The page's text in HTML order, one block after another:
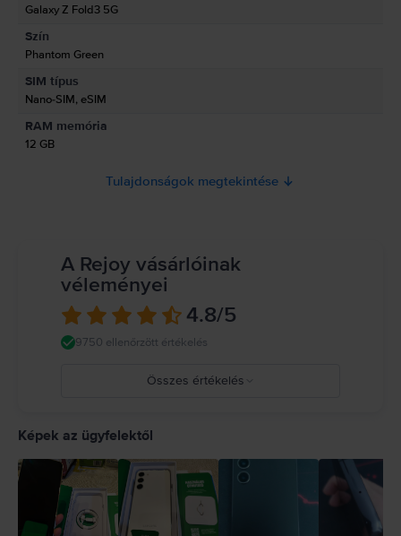
Termékbiztonsági információk
Információk a termékre vonatkozó biztonsági figyelmeztetésekről.
Olvasd el a kézikönyvet.
Galaxy Z Fold3 5G
Szín
Phantom Green
SIM típus
Nano-SIM, eSIM
RAM memória
12 GB
Tulajdonságok megtekintése
A Rejoy vásárlóinak
véleményei
4.8/5
9750 ellenőrzött értékelés
Összes értékelés
1
Képek az ügyfelektől